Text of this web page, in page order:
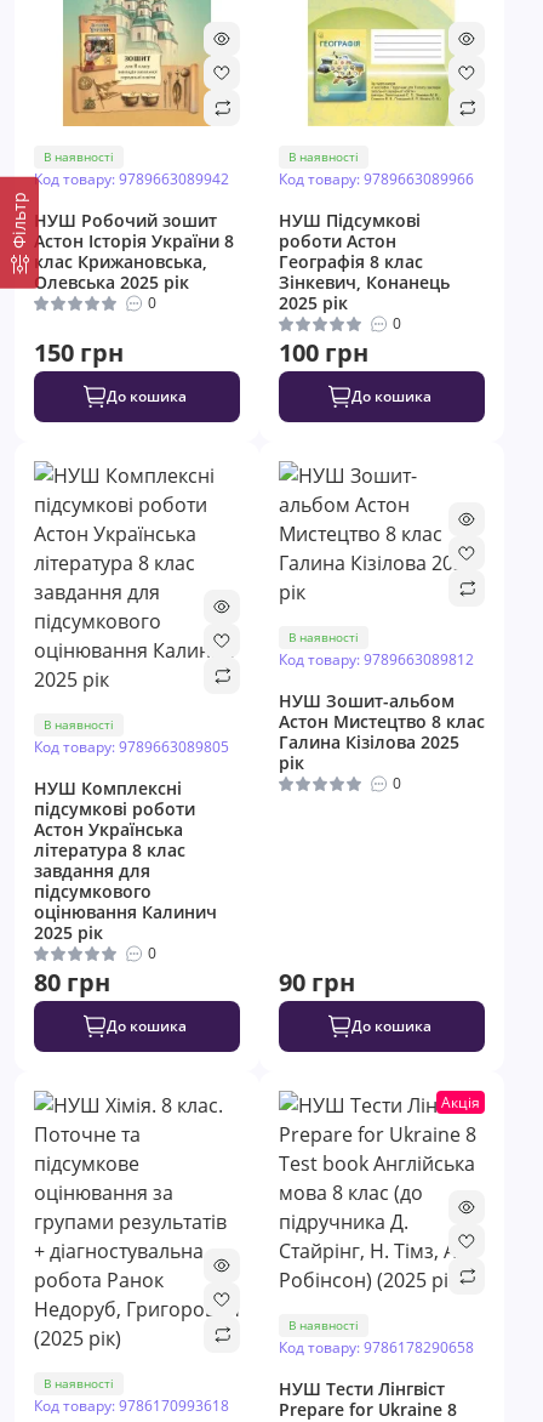
Фільтр
В наявності
Код товару: 9789663089942
НУШ ​Робочий зошит
Астон Історія України 8
клас Крижановська,
Олевська 2025 рік
0
150 грн
До кошика
В наявності
Код товару: 9789663089966
НУШ ​Підсумкові
роботи Астон
Географія 8 клас
Зінкевич, Конанець
2025 рік
0
100 грн
До кошика
В наявності
Код товару: 9789663089805
НУШ ​Комплексні
підсумкові роботи
Астон Українська
література 8 клас
завдання для
підсумкового
оцінювання Калинич
2025 рік
0
80 грн
До кошика
В наявності
Код товару: 9789663089812
НУШ ​Зошит-альбом
Астон Мистецтво 8 клас
Галина Кізілова 2025
рік
0
90 грн
До кошика
В наявності
Код товару: 9786170993618
Акція
В наявності
Код товару: 9786178290658
НУШ Тести Лінгвіст
Prepare for Ukraine 8